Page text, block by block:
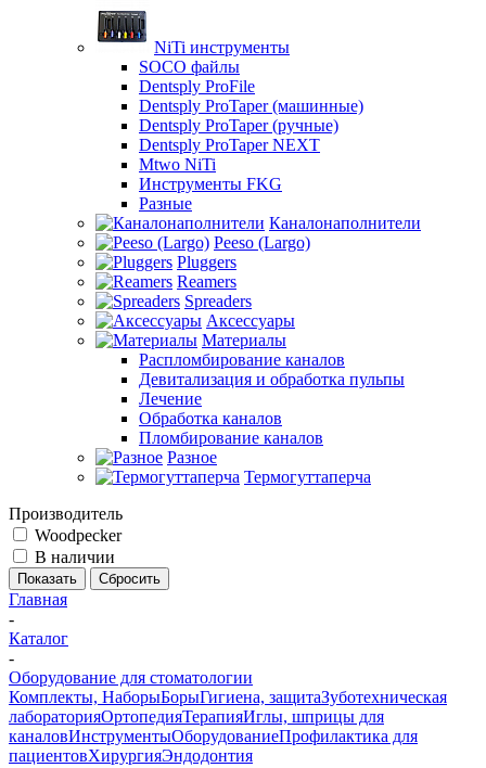
NiTi инструменты
SOCO файлы
Dentsply ProFile
Dentsply ProTaper (машинные)
Dentsply ProTaper (ручные)
Dentsply ProTaper NEXT
Mtwo NiTi
Инструменты FKG
Разные
Каналонаполнители
Peeso (Largo)
Pluggers
Reamers
Spreaders
Аксессуары
Материалы
Распломбирование каналов
Девитализация и обработка пульпы
Лечение
Обработка каналов
Пломбирование каналов
Разное
Термогуттаперча
Производитель
Woodpecker
В наличии
Сбросить
Главная
-
Каталог
-
Оборудование для стоматологии
Комплекты, НаборыБорыГигиена, защитаЗуботехническая
лабораторияОртопедияТерапияИглы, шприцы для
каналовИнструментыОборудованиеПрофилактика для
пациентовХирургияЭндодонтия